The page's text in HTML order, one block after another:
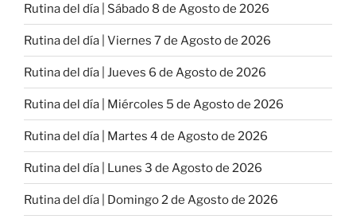
Rutina del día | Sábado 8 de Agosto de 2026
Rutina del día | Viernes 7 de Agosto de 2026
Rutina del día | Jueves 6 de Agosto de 2026
Rutina del día | Miércoles 5 de Agosto de 2026
Rutina del día | Martes 4 de Agosto de 2026
Rutina del día | Lunes 3 de Agosto de 2026
Rutina del día | Domingo 2 de Agosto de 2026